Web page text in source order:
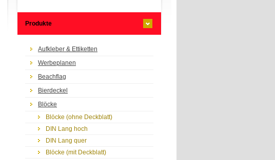
Produkte
Aufkleber & Ettiketten
Werbeplanen
Beachflag
Bierdeckel
Blöcke
Blöcke (ohne Deckblatt)
DIN Lang hoch
DIN Lang quer
Blöcke (mit Deckblatt)